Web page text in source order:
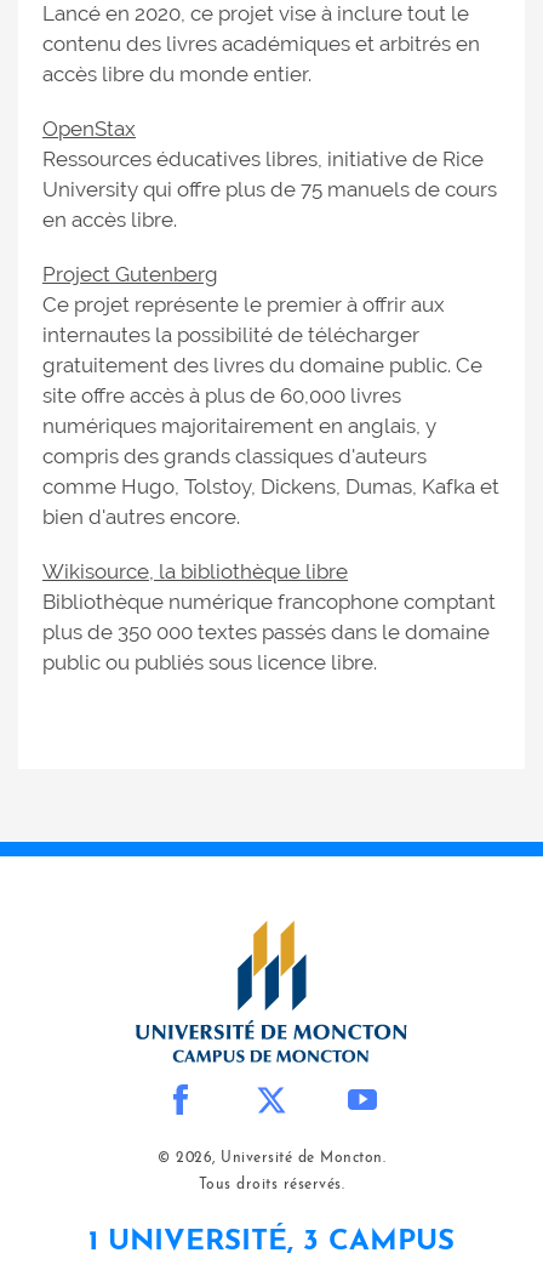
Lancé en 2020, ce projet vise à inclure tout le
contenu des livres académiques et arbitrés en
accès libre du monde entier.
OpenStax
Ressources éducatives libres, initiative de Rice
University qui offre plus de 75 manuels de cours
en accès libre.
Project Gutenberg
Ce projet représente le premier à offrir aux
internautes la possibilité de télécharger
gratuitement des livres du domaine public. Ce
site offre accès à plus de 60,000 livres
numériques majoritairement en anglais, y
compris des grands classiques d'auteurs
comme Hugo, Tolstoy, Dickens, Dumas, Kafka et
bien d'autres encore.
Wikisource, la bibliothèque libre
Bibliothèque numérique francophone comptant
plus de 350 000 textes passés dans le domaine
public ou publiés sous licence libre.
© 2026, Université de Moncton.
Tous droits réservés.
1 UNIVERSITÉ, 3 CAMPUS